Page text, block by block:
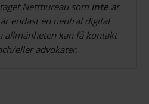
Nettbureau som inte är
endast en neutral digital
allmänheten kan få kontakt
eller advokater.